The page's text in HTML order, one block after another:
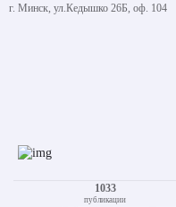
г. Минск, ул.Кедышко 26Б, оф. 104
1033
публикации